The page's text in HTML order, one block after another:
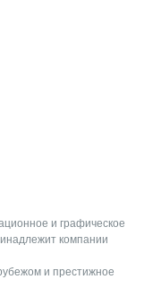
и графическое
компании
и престижное